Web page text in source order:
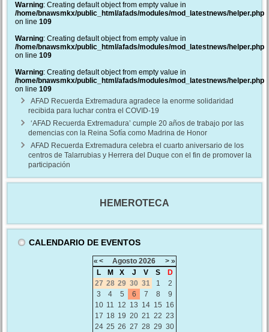
Warning: Creating default object from empty value in
/home/bnawsmkx/public_html/afads/modules/mod_latestnews/helper.php
on line109
Warning: Creating default object from empty value in
/home/bnawsmkx/public_html/afads/modules/mod_latestnews/helper.php
on line109
Warning: Creating default object from empty value in
/home/bnawsmkx/public_html/afads/modules/mod_latestnews/helper.php
on line109
AFAD Recuerda Extremadura agradece la enorme solidaridad
recibida para luchar contra el COVID-19
‘AFAD Recuerda Extremadura’ cumple 20 años de trabajo por las
demencias con la Reina Sofía como Madrina de Honor
AFAD Recuerda Extremadura celebra el cuarto aniversario de los
centros de Talarrubias y Herrera del Duque con el fin de promover la
participación
HEMEROTECA
CALENDARIO DE EVENTOS
« < Agosto 2026 > »
L
M X J V S
D
27 28 29 30 31 1
2
3
4 5 6 7 8
9
10 11 12 13 14 15 16
17 18 19 20 21 22 23
24 25 26 27 28 29 30